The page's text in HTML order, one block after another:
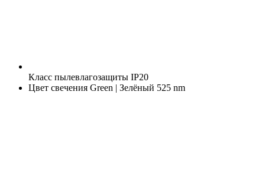
Класс пылевлагозащиты IP20
Цвет свечения Green | Зелёный 525 nm